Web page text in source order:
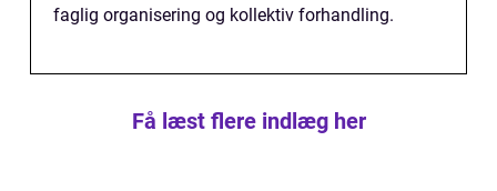
faglig organisering og kollektiv forhandling.
Få læst flere indlæg her